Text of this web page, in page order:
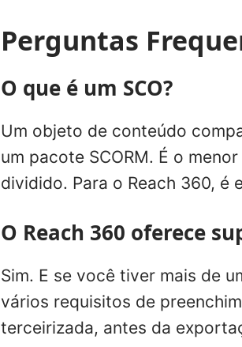
Perguntas
O que é um SCO?
Um objeto de conteúdo
um pacote SCORM. É o
dividido. Para o Reach 360, é
O Reach 360 oferece
Sim. E se você tiver mais de
vários requisitos de
terceirizada, antes da